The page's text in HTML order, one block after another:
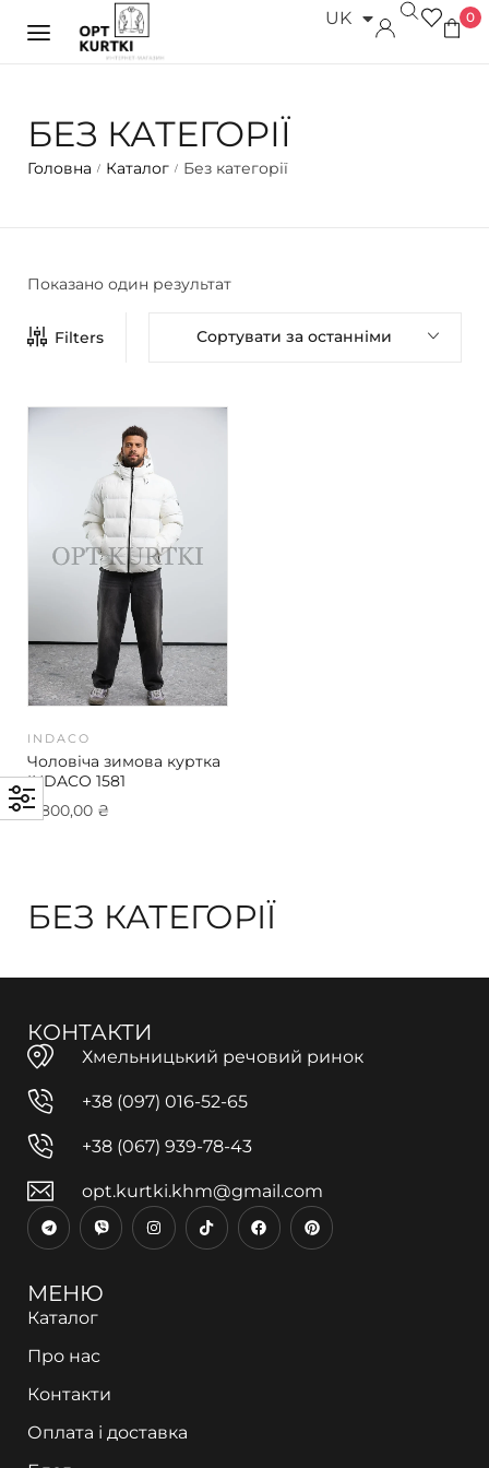
UK
RU 0
БЕЗ КАТЕГОРІЇ
Головна / Каталог / Без категорії
Показано один результат
Filters Сортувати за останніми
INDACO
Чоловіча зимова куртка
INDACO 1581
3 800,00 ₴
БЕЗ КАТЕГОРІЇ
КОНТАКТИ
Хмельницький речовий ринок
+38 (097) 016-52-65
+38 (067) 939-78-43
opt.kurtki.khm@gmail.com
МЕНЮ
Каталог
Про нас
Контакти
Оплата і доставка